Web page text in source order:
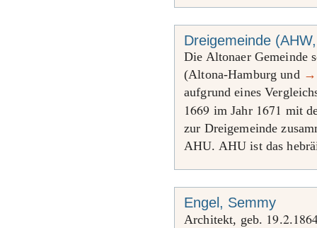
Dreigemeinde
Die Altonaer Gemeinde
(Altona-Hamburg und →
aufgrund eines
1669 im Jahr 1671 mit
zur Dreigemeinde
AHU. AHU ist das
Engel, Semmy
Architekt, geb. 19.2.